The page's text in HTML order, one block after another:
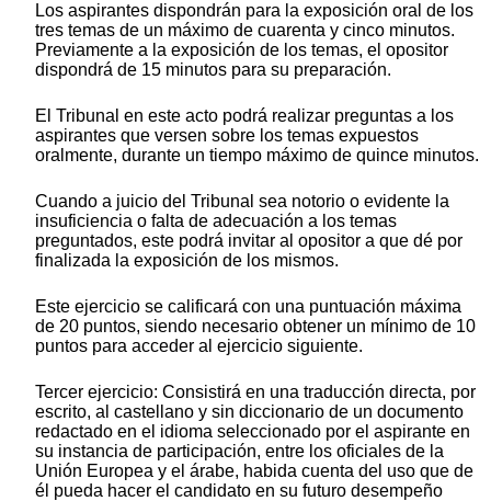
Los aspirantes dispondrán para la exposición oral de los
tres temas de un máximo de cuarenta y cinco minutos.
Previamente a la exposición de los temas, el opositor
dispondrá de 15 minutos para su preparación.
El Tribunal en este acto podrá realizar preguntas a los
aspirantes que versen sobre los temas expuestos
oralmente, durante un tiempo máximo de quince minutos.
Cuando a juicio del Tribunal sea notorio o evidente la
insuficiencia o falta de adecuación a los temas
preguntados, este podrá invitar al opositor a que dé por
finalizada la exposición de los mismos.
Este ejercicio se calificará con una puntuación máxima
de 20 puntos, siendo necesario obtener un mínimo de 10
puntos para acceder al ejercicio siguiente.
Tercer ejercicio: Consistirá en una traducción directa, por
escrito, al castellano y sin diccionario de un documento
redactado en el idioma seleccionado por el aspirante en
su instancia de participación, entre los oficiales de la
Unión Europea y el árabe, habida cuenta del uso que de
él pueda hacer el candidato en su futuro desempeño